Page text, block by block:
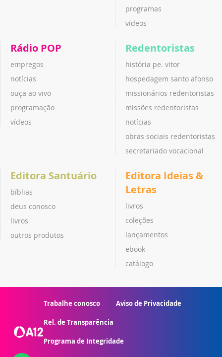
programas
vídeos
Rádio POP
empregos
notícias
ouça ao vivo
programação
vídeos
Redentoristas
história pe. vitor
hospedagem santo afonso
missionários redentoristas
missões redentoristas
notícias
obras sociais redentoristas
secretariado vocacional
Editora Santuário
bíblias
deus conosco
livros
outros produtos
Editora Ideias &
Letras
livros
coleções
lançamentos
ebook
catálogo
Trabalhe conosco Aviso de Privacidade
Rel. de Transparência
Programa de Integridade